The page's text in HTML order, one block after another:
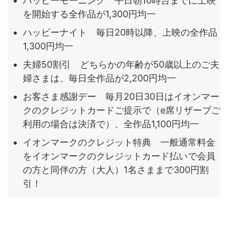
を開始する全作品が1,300円均一
ハッピーナイト 毎日20時以降、上映の全作品
1,300円均一
夫婦50割引 どちらかの年齢が50歳以上のご夫
婦さまは、毎日全作品が2,200円均一
お客さま感謝デー 毎月20日30日はイオンマー
クのクレジットカードご提示で（e席リザーブご
利用の場合は決済で）、全作品1,100円均一
イオンマークのクレジット特典 一般通常料金
をイオンマークのクレジットカード払いで会員
の方と同伴の方（大人）1名さままで300円割
引！